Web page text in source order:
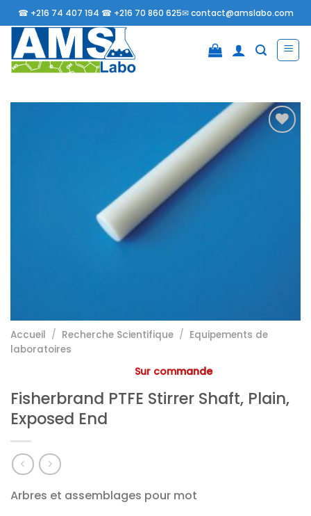
Passer
au
contenu
☎ +216 74 407 194 ☎ +216 70 860 625✉contact@amslabo.com
Accueil / Recherche Scientifique / Equipements de
laboratoires
Sur commande
Fisherbrand PTFE Stirrer Shaft, Plain,
Exposed End
Arbres et assemblages pour mot